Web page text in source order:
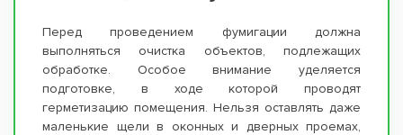
Перед проведением фумигации должна
выполняться очистка объектов, подлежащих
обработке. Особое внимание уделяется
подготовке, в ходе которой проводят
герметизацию помещения. Нельзя оставлять даже
маленькие щели в оконных и дверных проемах,